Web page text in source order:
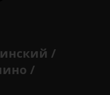
/
/